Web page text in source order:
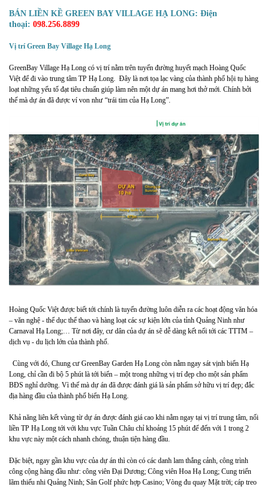
BÁN LIỀN KỀ GREEN BAY VILLAGE HẠ LONG: Điện
thoại: 098.256.8899
Vị trí Green Bay Village Hạ Long
GreenBay Village Hạ Long có vị trí nằm trên tuyến đường huyết mạch Hoàng Quốc
Việt để đi vào trung tâm TP Hạ Long. Đây là nơi tọa lạc vàng của thành phố hội tụ hàng
loạt những yếu tố đạt tiêu chuẩn giúp làm nên một dự án mang hơi thở mới. Chính bởi
thế mà dự án đã được ví von như “trái tim của Hạ Long”.
Hoàng Quốc Việt được biết tới chính là tuyến đường luôn diễn ra các hoạt động văn hóa
– văn nghệ - thể dục thể thao và hàng loạt các sự kiện lớn của tỉnh Quảng Ninh như
Carnaval Hạ Long;… Từ nơi đây, cư dân của dự án sẽ dễ dàng kết nối tới các TTTM –
dịch vụ - du lịch lớn của thành phố.
Cùng với đó, Chung cư GreenBay Garden Hạ Long còn nằm ngay sát vịnh biển Hạ
Long, chỉ cần đi bộ 5 phút là tới biển – một trong những vị trí đẹp cho một sản phẩm
BĐS nghỉ dưỡng. Vì thế mà dự án đã được đánh giá là sản phẩm sở hữu vị trí đẹp; đắc
địa hàng đầu của thành phố biển Hạ Long.
Khả năng liên kết vùng từ dự án được đánh giá cao khi nằm ngay tại vị trí trung tâm, nối
liền TP Hạ Long tới với khu vực Tuần Châu chỉ khoảng 15 phút để đến với 1 trong 2
khu vực này một cách nhanh chóng, thuận tiện hàng đầu.
Đặc biệt, ngay gần khu vực của dự án thì còn có các danh lam thắng cảnh, công trình
công cộng hàng đầu như: công viên Đại Dương; Công viên Hoa Hạ Long; Cung triển
lãm thiếu nhi Quảng Ninh; Sân Golf phức hợp Casino; Vòng đu quay Mặt trời; cáp treo